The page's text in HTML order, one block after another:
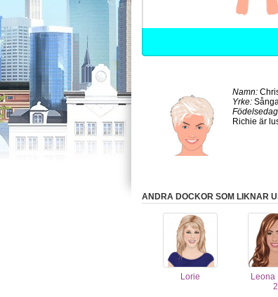
Namn:
Yrke:
Richie är
ANDRA DOCKOR SOM LIKNAR
Lorie
Leona
2